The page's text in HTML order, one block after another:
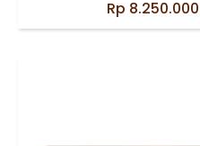
Rp 8.250.000